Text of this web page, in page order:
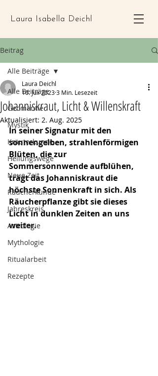
Laura Isabella Deichl
Beitrag
Alle Beiträge
Geomantie
Mystik
Kräuterkunde
Heilungswege
Neue Zeit
Räucherkunde
Jahreskreis
Astrologie
Mythologie
Ritualarbeit
Rezepte
Alle Beiträge
Johanniskraut, Licht & Willenskraft
Laura Deichl
10. Juli 20233 Min. Lesezeit
Aktualisiert: 2. Aug. 2025
In seiner Signatur mit den
sonnengelben, strahlenförmigen
Blüten, die zur
Sommersonnwende aufblühen,
trägt das Johanniskraut die
höchste Sonnenkraft in sich. Als
Räucherpflanze gibt sie dieses
Licht in dunklen Zeiten an uns
weiter.